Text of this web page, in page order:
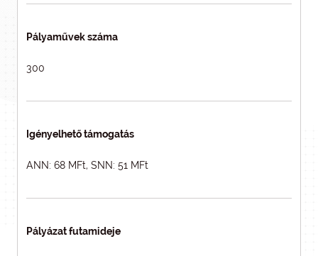
Pályaművek száma
300
Igényelhető támogatás
ANN: 68 MFt, SNN: 51 MFt
Pályázat futamideje